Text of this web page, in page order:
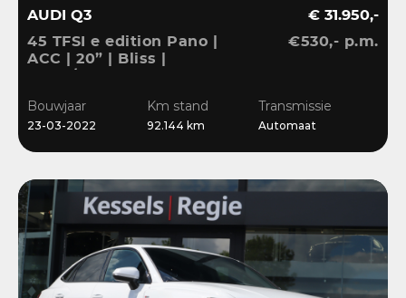
AUDI Q3
45 TFSI e edition Pano |
ACC | 20” | Bliss |
€ 31.950,-
€530,- p.m.
Bouwjaar
23-03-2022
Km stand
92.144 km
Transmissie
Automaat